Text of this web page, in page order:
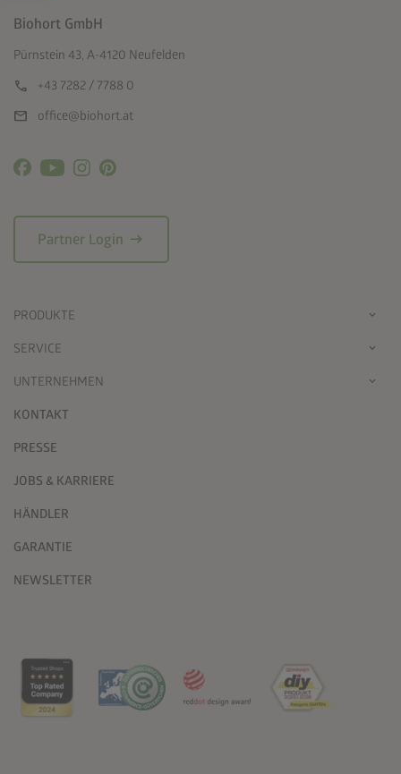
Biohort GmbH
Pürnstein 43, A-4120 Neufelden
call +43 7282 / 7788 0
mail office@biohort.at
Partner Login arrow_right_alt
PRODUKTE
SERVICE
UNTERNEHMEN
KONTAKT
PRESSE
JOBS & KARRIERE
HÄNDLER
GARANTIE
NEWSLETTER